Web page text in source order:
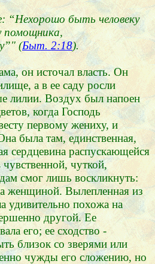
“Нехорошо быть человеку
помощника,
(Быт. 2:18).
он источал власть. Он
а в ее саду росли
лилии. Воздух был напоен
когда Господь
первому жениху, и
была там, единственная,
сердцевина распускающейся
чуткой,
смог лишь воскликнуть:
женщиной. Вылепленная из
удивительно похожа на
другой. Ее
его; ее сходство -
близок со зверями или
чужды его сложению, но